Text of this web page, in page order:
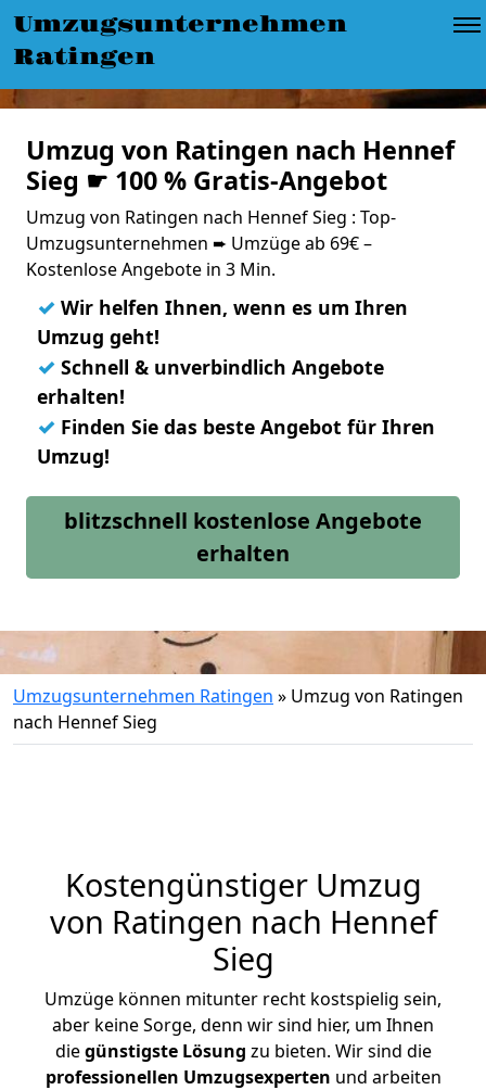
Umzugsunternehmen
Ratingen
Umzug von Ratingen nach Hennef
Sieg ☛ 100 % Gratis-Angebot
Umzug von Ratingen nach Hennef Sieg : Top-
Umzugsunternehmen ➨ Umzüge ab 69€ –
Kostenlose Angebote in 3 Min.
✓ Wir helfen Ihnen, wenn es um Ihren
Umzug geht!
✓ Schnell & unverbindlich Angebote
erhalten!
✓ Finden Sie das beste Angebot für Ihren
Umzug!
blitzschnell kostenlose Angebote
erhalten
Umzugsunternehmen Ratingen » Umzug von Ratingen
nach Hennef Sieg
Kostengünstiger Umzug
von Ratingen nach Hennef
Sieg
Umzüge können mitunter recht kostspielig sein,
aber keine Sorge, denn wir sind hier, um Ihnen
diegünstigste Lösung zu bieten. Wir sind die
professionellen Umzugsexperten und arbeiten